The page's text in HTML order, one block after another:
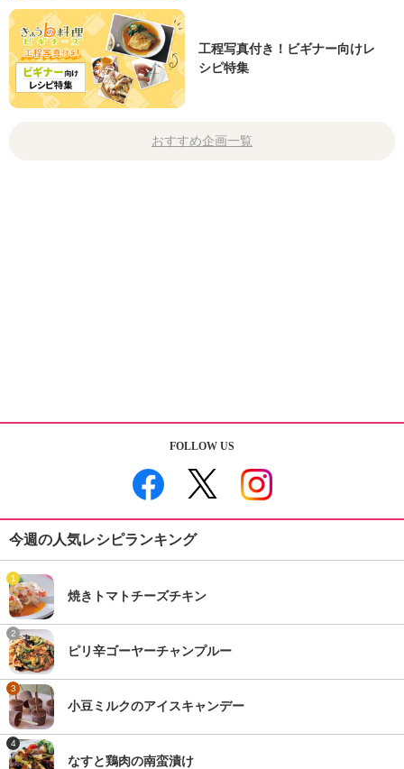
工程写真付き！ビギナー向けレ
シピ特集
おすすめ企画一覧
FOLLOW US
今週の人気レシピランキング
1
焼きトマトチーズチキン
2
ピリ辛ゴーヤーチャンプルー
3
小豆ミルクのアイスキャンデー
4
なすと鶏肉の南蛮漬け